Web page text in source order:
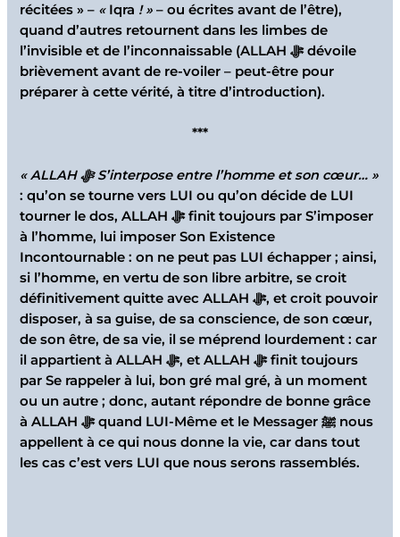
récitées » – « Iqra ! » – ou écrites avant de l’être),
quand d’autres retournent dans les limbes de
l’invisible et de l’inconnaissable (ALLAH ﷻ dévoile
brièvement avant de re-voiler – peut-être pour
préparer à cette vérité, à titre d’introduction).
***
«ALLAH ﷻS’interpose entre l’homme et son cœur… »
: qu’on se tourne vers LUI ou qu’on décide de LUI
tourner le dos, ALLAH ﷻ finit toujours par S’imposer
à l’homme, lui imposer Son Existence
Incontournable : on ne peut pas LUI échapper ; ainsi,
si l’homme, en vertu de son libre arbitre, se croit
définitivement quitte avec ALLAH ﷻ, et croit pouvoir
disposer, à sa guise, de sa conscience, de son cœur,
de son être, de sa vie, il se méprend lourdement : car
il appartient à ALLAH ﷻ, et ALLAH ﷻ finit toujours
par Se rappeler à lui, bon gré mal gré, à un moment
ou un autre ; donc, autant répondre de bonne grâce
à ALLAH ﷻ quand LUI-Même et le Messager ﷺ nous
appellent à ce qui nous donne la vie, car dans tout
les cas c’est vers LUI que nous serons rassemblés.